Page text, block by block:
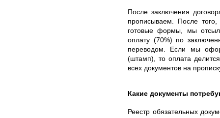
После заключения
прописываем. После
готовые формы, мы
оплату (70%) по
переводом. Если мы
(штамп), то оплата
всех документов на
Какие документы
Реестр обязательных